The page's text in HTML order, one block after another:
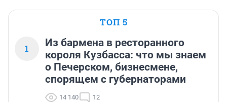
ТОП 5
1
Из бармена в ресторанного
короля Кузбасса: что мы знаем
о Печерском, бизнесмене,
спорящем с губернаторами
14 140 12